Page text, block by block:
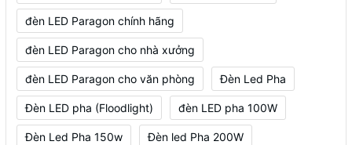
đèn LED Paragon chính hãng
đèn LED Paragon cho nhà xưởng
đèn LED Paragon cho văn phòng Đèn Led Pha
Đèn LED pha (Floodlight) đèn LED pha 100W
Đèn Led Pha 150w Đèn led Pha 200W